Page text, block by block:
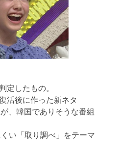
定したもの。
活後に作った新ネタ
、韓国でありそうな番組
くい「取り調べ」をテーマ